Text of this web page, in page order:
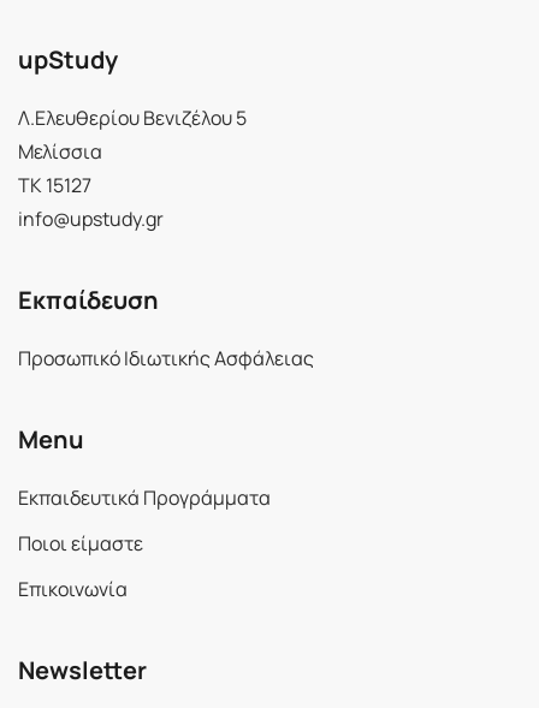
upStudy
Λ.Ελευθερίου Βενιζέλου 5
Μελίσσια
ΤΚ 15127
info@upstudy.gr
Εκπαίδευση
Προσωπικό Ιδιωτικής Ασφάλειας
Menu
Εκπαιδευτικά Προγράμματα
Ποιοι είμαστε
Επικοινωνία
Newsletter